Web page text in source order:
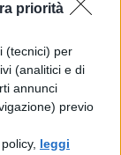
priorità
(tecnici) per
(analitici e di
annunci
previo
leggi
Piave
greto
e le unità